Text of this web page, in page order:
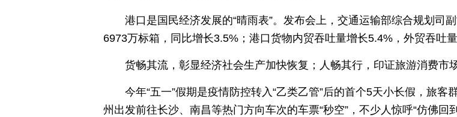
港口是国民经济发展的“晴雨表”。发布会上，交通运输部综合规划司
6973万标箱，同比增长3.5%；港口货物内贸吞吐量增长5.4%，外贸吞吐
货畅其流，彰显经济社会生产加快恢复；人畅其行，印证旅游消费市
今年“五一”假期是疫情防控转入“乙类乙管”后的首个5天小长假，旅
州出发前往长沙、南昌等热门方向车次的车票“秒空”，不少人惊呼“仿佛回